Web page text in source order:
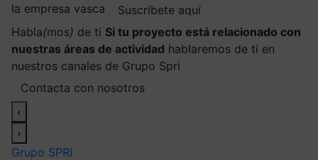
la empresa vasca
Suscríbete aquí
Habla(mos) de ti Si tu proyecto está relacionado con
nuestras áreas de actividad hablaremos de ti en
nuestros canales de Grupo Spri
Contacta con nosotros
‹
›
Grupo SPRI